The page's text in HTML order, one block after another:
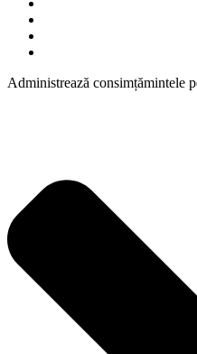
Administrează consimțămintele